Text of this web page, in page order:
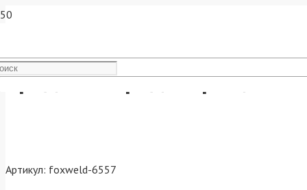
Средство предотвращения
Артикул: foxweld-6557